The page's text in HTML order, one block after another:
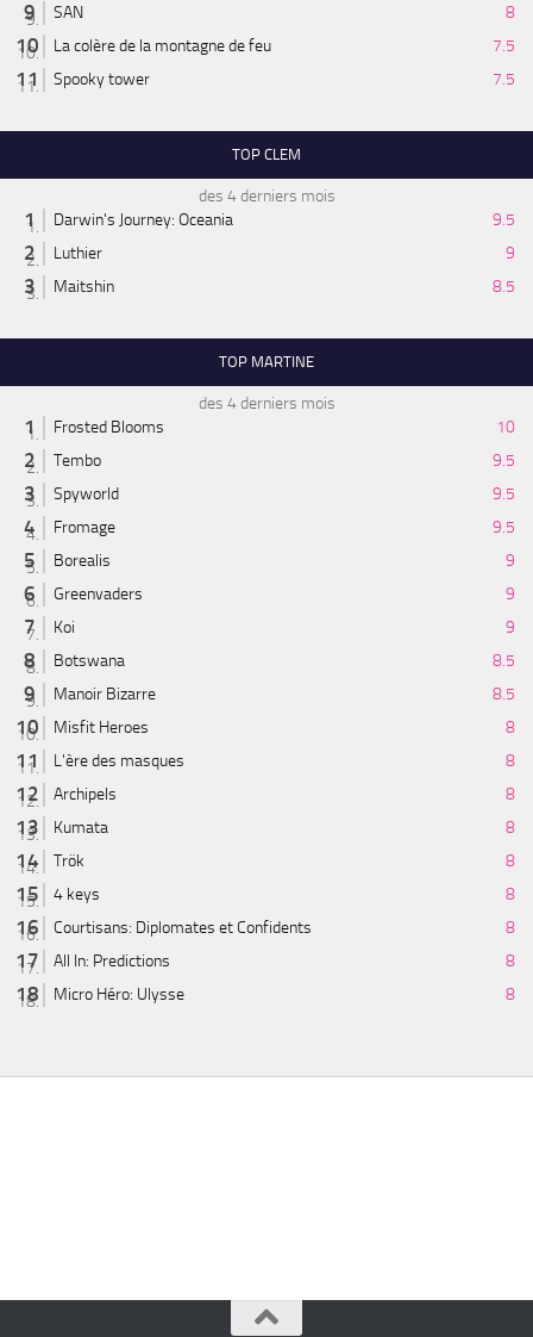
SAN
8
La colère de la montagne de feu
7.5
Spooky tower
7.5
TOP CLEM
des 4 derniers mois
Darwin's Journey: Oceania
9.5
Luthier
9
Maitshin
8.5
TOP MARTINE
des 4 derniers mois
Frosted Blooms
10
Tembo
9.5
Spyworld
9.5
Fromage
9.5
Borealis
9
Greenvaders
9
Koi
9
Botswana
8.5
Manoir Bizarre
8.5
Misfit Heroes
8
L'ère des masques
8
Archipels
8
Kumata
8
Trök
8
4 keys
8
Courtisans: Diplomates et Confidents
8
All In: Predictions
8
Micro Héro: Ulysse
8